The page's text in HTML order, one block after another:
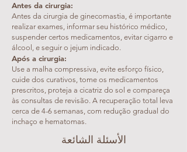
​Antes da cirurgia:
Antes da cirurgia de ginecomastia, é importante
realizar exames, informar seu histórico médico,
suspender certos medicamentos, evitar cigarro e
álcool, e seguir o jejum indicado.
Após a cirurgia:
Use a malha compressiva, evite esforço físico,
cuide dos curativos, tome os medicamentos
prescritos, proteja a cicatriz do sol e compareça
às consultas de revisão. A recuperação total leva
cerca de 4-6 semanas, com redução gradual do
inchaço e hematomas.
الأسئلة الشائعة